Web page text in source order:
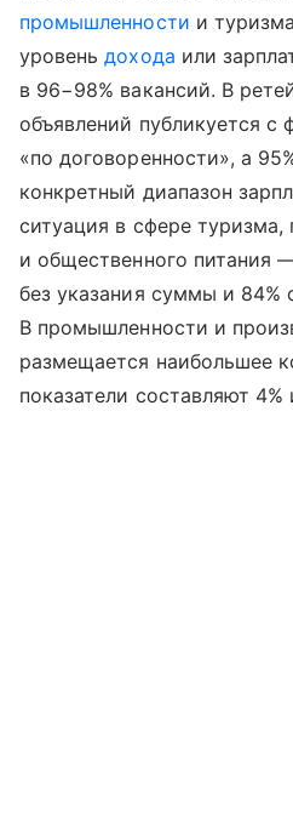
промышленности и
уровеньдохода или
в 96−98% вакансий. В
объявлений публикуется с
«по договоренности», а
конкретный диапазон
ситуация в сфере туризма,
и общественного питания
без указания суммы и 84%
В промышленности и
размещается наибольшее
показатели составляют